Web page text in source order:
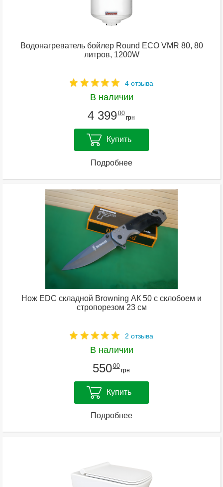
Водонагреватель бойлер Round ECO VMR 80, 80
литров, 1200W
4 отзыва
В наличии
4 39900
грн
Купить
Подробнее
Нож EDC складной Browning АК 50 с склобоем и
стропорезом 23 см
2 отзыва
В наличии
55000
грн
Купить
Подробнее